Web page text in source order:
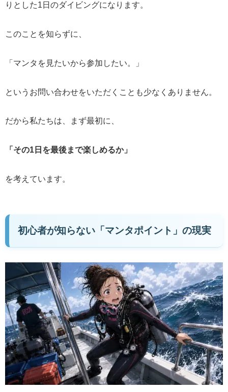
りとした1日のダイビングになります。
このことを知らずに、
「マンタを見たいから参加したい。」
というお問い合わせをいただくことも少なくありません。
だから私たちは、まず最初に、
「その1日を最後まで楽しめるか」
を考えています。
初心者が知らない「マンタポイント」の現実